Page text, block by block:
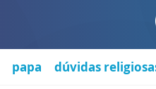
papa dúvidas